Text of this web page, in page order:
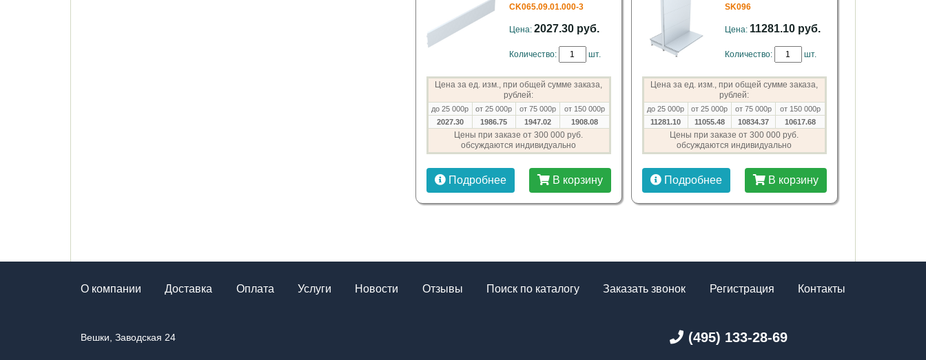
CK065.09.01.000-3
Цена: 2027.30 руб.
Количество: шт.
Цена за ед. изм., при общей сумме заказа,
рублей:
до 25 000р от 25 000р от 75 000р
от 150 000р
2027.30
1986.75 1947.02 1908.08
Цены при заказе от 300 000 руб.
обсуждаются индивидуально
Подробнее В корзину
SK096
Цена: 11281.10 руб.
Количество: шт.
Цена за ед. изм., при общей сумме заказа,
рублей:
до 25 000р от 25 000р от 75 000р
от 150 000р
11281.10
11055.48 10834.37 10617.68
Цены при заказе от 300 000 руб.
обсуждаются индивидуально
Подробнее В корзину
О компании Доставка Оплата Услуги Новости Отзывы Поиск по каталогу Заказать звонок Регистрация Контакты
Вешки, Заводская 24 (495) 133-28-69